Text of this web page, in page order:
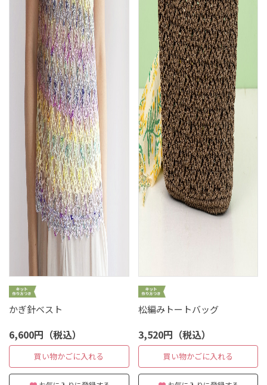
かぎ針ベスト
6,600円（税込）
買い物かごに入れる
松編みトートバッグ
3,520円（税込）
買い物かごに入れる